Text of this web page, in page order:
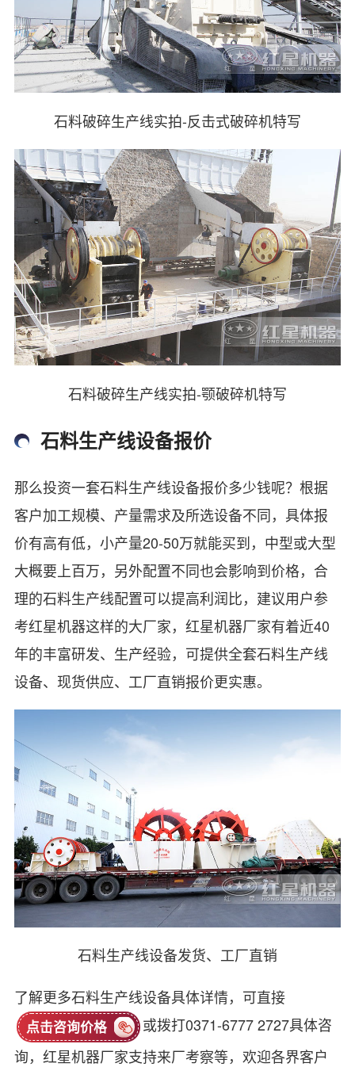
石料破碎生产线实拍-反击式破碎机特写
石料破碎生产线实拍-颚破碎机特写
石料生产线设备报价
那么投资一套石料生产线设备报价多少钱呢？根据
客户加工规模、产量需求及所选设备不同，具体报
价有高有低，小产量20-50万就能买到，中型或大型
大概要上百万，另外配置不同也会影响到价格，合
理的石料生产线配置可以提高利润比，建议用户参
考红星机器这样的大厂家，红星机器厂家有着近40
年的丰富研发、生产经验，可提供全套石料生产线
设备、现货供应、工厂直销报价更实惠。
石料生产线设备发货、工厂直销
了解更多石料生产线设备具体详情，可直接
点击咨询价格
或拨打0371-6777 2727具体咨
询，红星机器厂家支持来厂考察等，欢迎各界客户